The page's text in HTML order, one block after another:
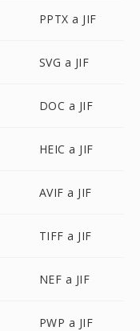
PPTX a JIF
SVG a JIF
DOC a JIF
HEIC a JIF
AVIF a JIF
TIFF a JIF
NEF a JIF
PWP a JIF